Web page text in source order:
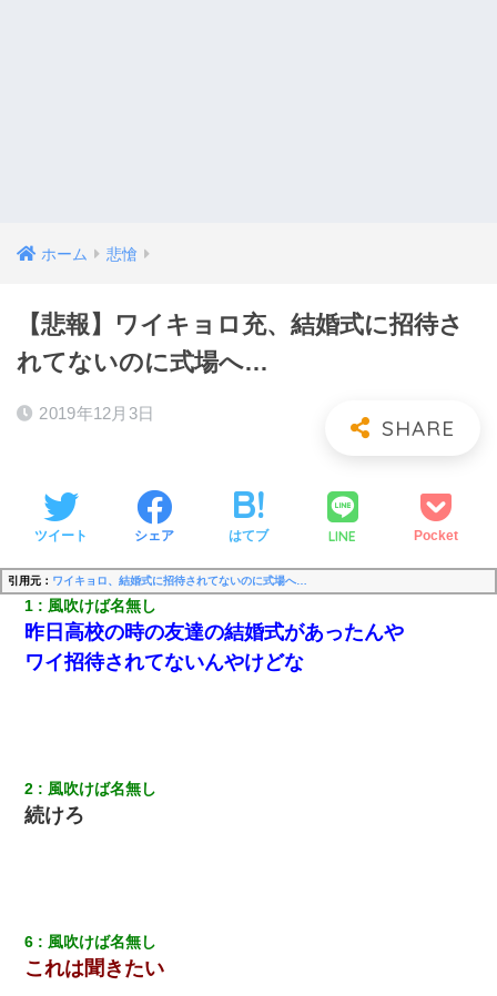
ホーム 悲愴
【悲報】ワイキョロ充、結婚式に招待さ
れてないのに式場へ…
2019年12月3日
ツイート シェア はてブ LINE Pocket
引用元： ワイキョロ、結婚式に招待されてないのに式場へ…
1 風吹けば名無し
昨日高校の時の友達の結婚式があったんや
ワイ招待されてないんやけどな
2 風吹けば名無し
続けろ
6 風吹けば名無し
これは聞き たい